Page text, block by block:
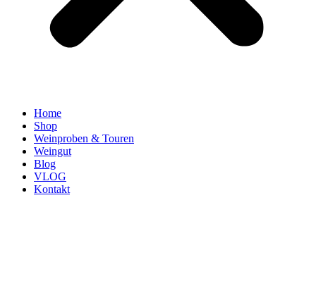
Home
Shop
Weinproben & Touren
Weingut
Blog
VLOG
Kontakt